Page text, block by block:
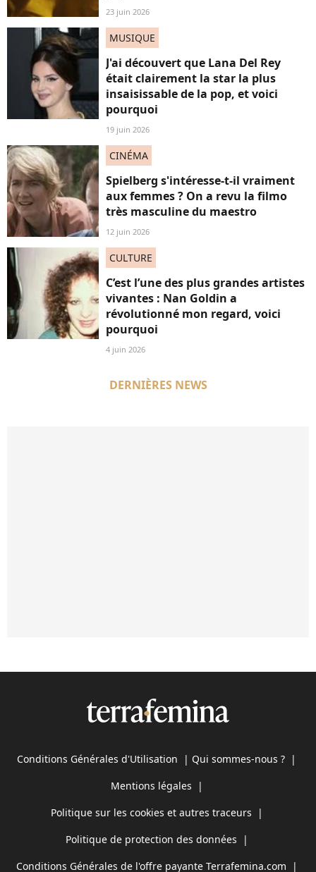
23 juin 2026
MUSIQUE
J'ai découvert que Lana Del Rey
était clairement la star la plus
insaisissable de la pop, et voici
pourquoi
19 juin 2026
CINÉMA
Spielberg s'intéresse-t-il vraiment
aux femmes ? On a revu la filmo
très masculine du maestro
12 juin 2026
CULTURE
C’est l’une des plus grandes artistes
vivantes : Nan Goldin a
révolutionné mon regard, voici
pourquoi
4 juin 2026
DERNIÈRES NEWS
Conditions Générales d'Utilisation | Qui sommes-nous ? |
Mentions légales |
Politique sur les cookies et autres traceurs |
Politique de protection des données |
Conditions Générales de l'offre payante Terrafemina.com |